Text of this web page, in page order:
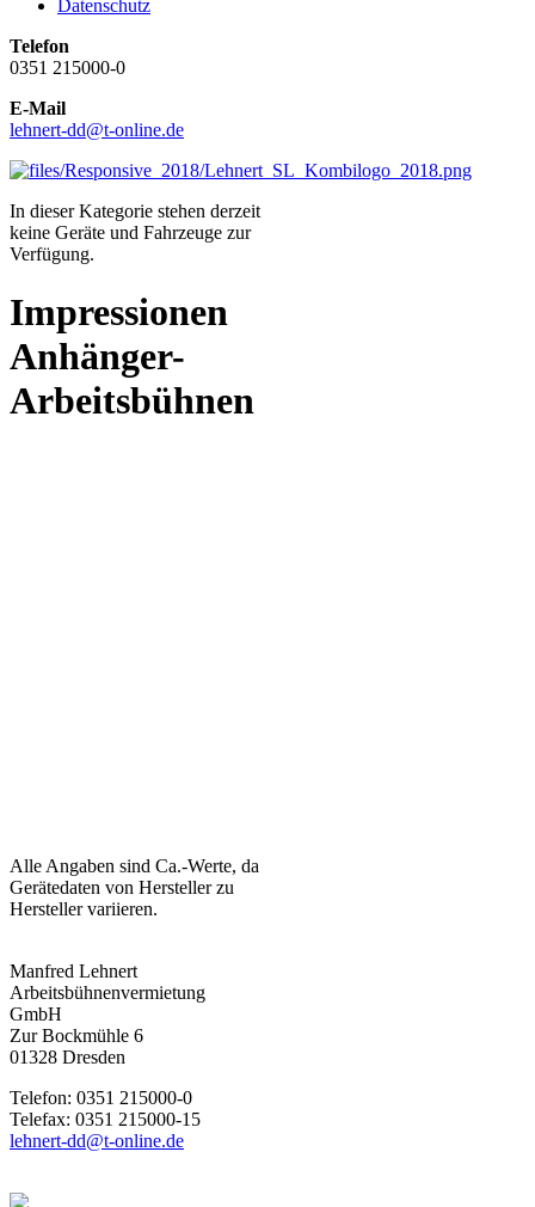
Datenschutz
Telefon
0351 215000-0
E-Mail
lehnert-dd@t-online.de
In dieser Kategorie stehen derzeit
keine Geräte und Fahrzeuge zur
Verfügung.
Impressionen
Anhänger-
Arbeitsbühnen
Alle Angaben sind Ca.-Werte, da
Gerätedaten von Hersteller zu
Hersteller variieren.
Manfred Lehnert
Arbeitsbühnenvermietung
GmbH
Zur Bockmühle 6
01328 Dresden
Telefon: 0351 215000-0
Telefax: 0351 215000-15
lehnert-dd@t-online.de